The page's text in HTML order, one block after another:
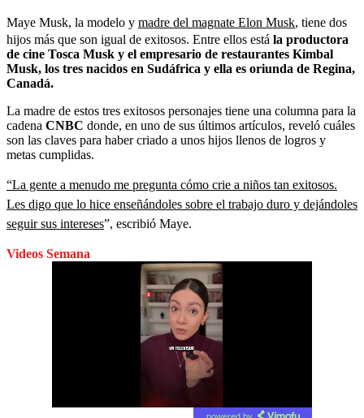
Maye Musk, la modelo y madre del magnate Elon Musk, tiene dos
hijos más que son igual de exitosos. Entre ellos está la productora
de cine Tosca Musk y el empresario de restaurantes Kimbal
Musk, los tres nacidos en Sudáfrica y ella es oriunda de Regina,
Canadá.
La madre de estos tres exitosos personajes tiene una columna para la
cadena CNBC donde, en uno de sus últimos artículos, reveló cuáles
son las claves para haber criado a unos hijos llenos de logros y
metas cumplidas.
“La gente a menudo me pregunta cómo crie a niños tan exitosos.
Les digo que lo hice enseñándoles sobre el trabajo duro y dejándoles
seguir sus intereses”, escribió Maye.
Videos Semana
powered by